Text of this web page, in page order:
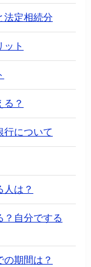
法定相続分
ット
る？
行について
人は？
？自分でする
の期間は？